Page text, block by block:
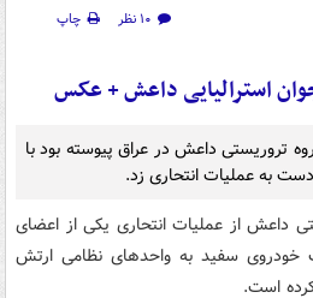
۱۰ نظر
چاپ
استرالیایی داعش + عکس
تروریستی داعش در عراق پیوسته بود با
به عملیات انتحاری زد.
داعش از عملیات انتحاری یکی از اعضای
خودروی سفید به واحدهای نظامی ارتش
است.